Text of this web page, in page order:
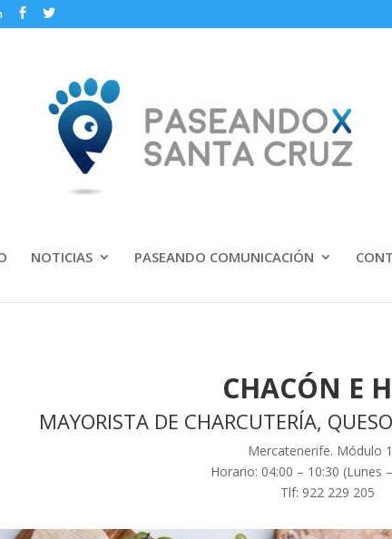
NOTICIAS PASEANDO COMUNICACIÓN
CHACÓN E
MAYORISTA DE CHARCUTERÍA,
Mercatenerife. Módulo
Horario: 04:00 – 10:30 (Lunes
Tlf: 922 229 205